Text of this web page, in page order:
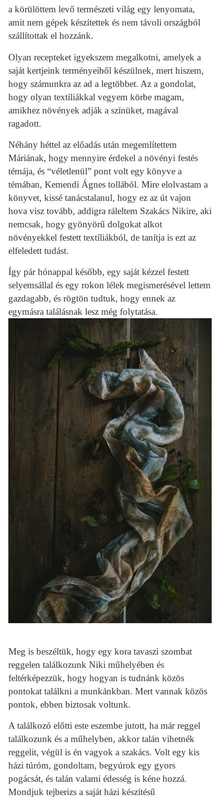
a körülöttem levő természeti világ egy lenyomata,
amit nem gépek készítettek és nem távoli országból
szállítottak el hozzánk.
Olyan recepteket igyekszem megalkotni, amelyek a
saját kertjeink terményeiből készülnek, mert hiszem,
hogy számunkra az ad a legtöbbet. Az a gondolat,
hogy olyan textíliákkal vegyem körbe magam,
amikhez növények adják a színüket, magával
ragadott.
Néhány héttel az előadás után megemlítettem
Máriának, hogy mennyire érdekel a növényi festés
témája, és “véletlenül” pont volt egy könyve a
témában, Kemendi Ágnes tollából. Mire elolvastam a
könyvet, kissé tanácstalanul, hogy ez az út vajon
hova visz tovább, addigra ráleltem Szakács Nikire, aki
nemcsak, hogy gyönyörű dolgokat alkot
növényekkel festett textíliákból, de tanítja is ezt az
elfeledett tudást.
Így pár hónappal később, egy saját kézzel festett
selyemsállal és egy rokon lélek megismerésével lettem
gazdagabb, és rögtön tudtuk, hogy ennek az
egymásra találásnak lesz még folytatása.
Meg is beszéltük, hogy egy kora tavaszi szombat
reggelen találkozunk Niki műhelyében és
feltérképezzük, hogy hogyan is tudnánk közös
pontokat találkni a munkánkban. Mert vannak közös
pontok, ebben biztosak voltunk.
A találkozó előtti este eszembe jutott, ha már reggel
találkozunk és a műhelyben, akkor talán vihetnék
reggelit, végül is én vagyok a szakács. Volt egy kis
házi túróm, gondoltam, begyúrok egy gyors
pogácsát, és talán valami édesség is kéne hozzá.
Mondjuk tejberizs a saját házi készítésű